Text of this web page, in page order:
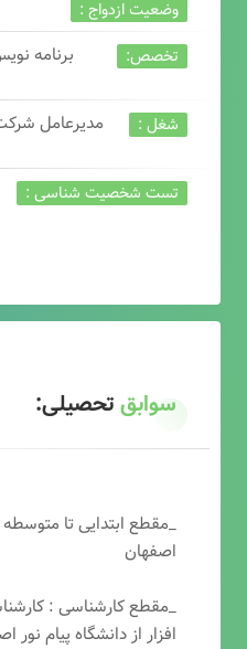
وضعیت ازدواج :
تخصص:
برنامه
شغل :
مدیرعامل
تست شخصیت شناسی :
سوابقتحصیلی:
_مقطع ابتدایی تا
اصفهان
_مقطع کارشناسی :
افزار از دانشگاه پیام نور